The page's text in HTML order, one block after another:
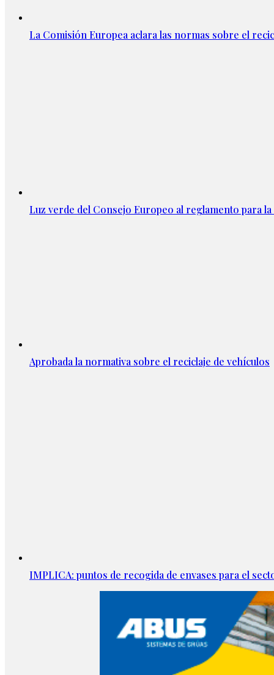
La Comisión Europea aclara las normas sobre el
Luz verde del Consejo Europeo al reglamento para
Aprobada la normativa sobre el reciclaje de vehículos
IMPLICA: puntos de recogida de envases para el